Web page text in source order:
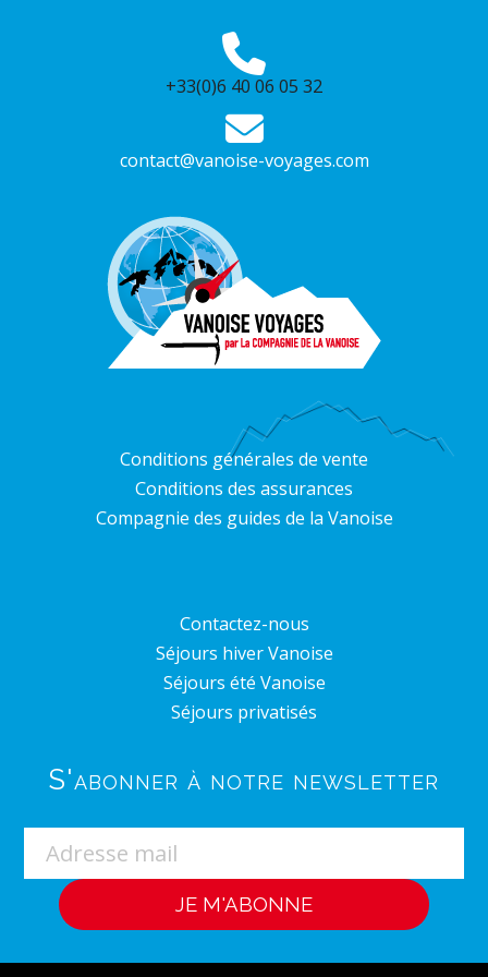
+33(0)6 40 06 05 32
contact@vanoise-voyages.com
Conditions générales de vente
Conditions des assurances
Compagnie des guides de la Vanoise
Contactez-nous
Séjours hiver Vanoise
Séjours été Vanoise
Séjours privatisés
S'abonner à notre newsletter